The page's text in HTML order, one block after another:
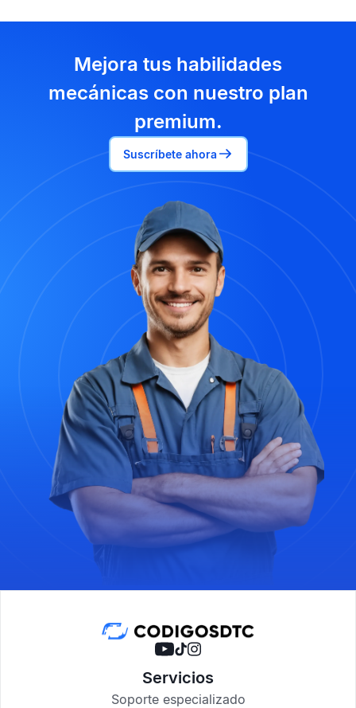
Mejora tus habilidades
mecánicas con nuestro plan
premium.
Suscríbete ahora
Servicios
Soporte especializado